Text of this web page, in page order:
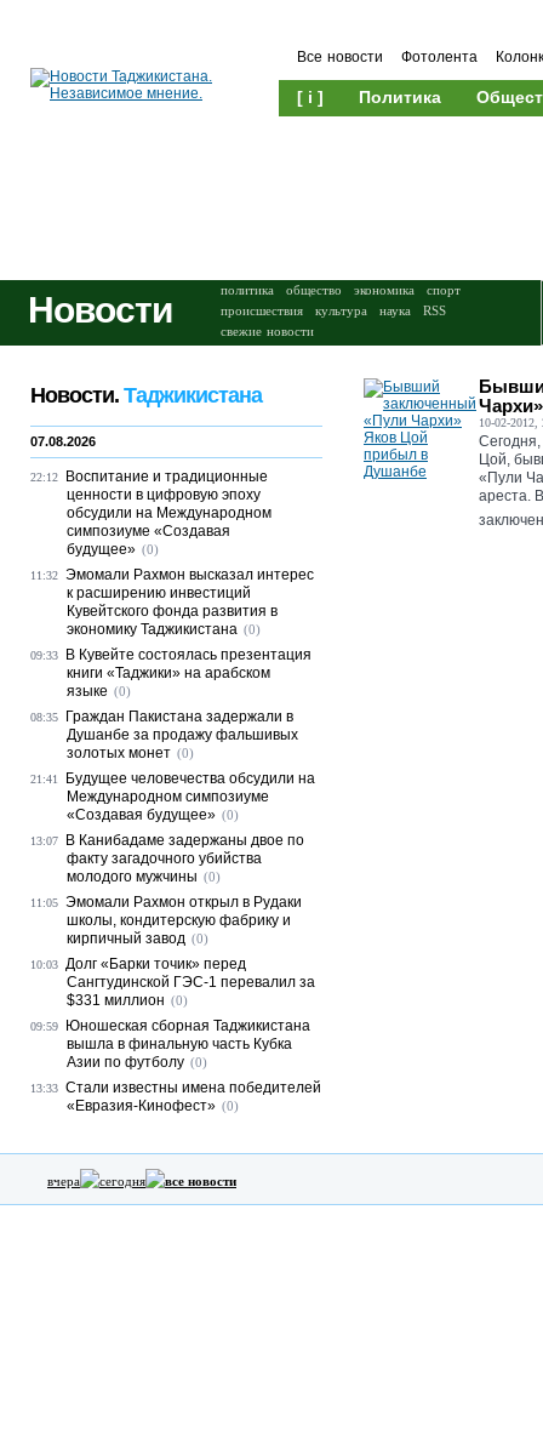
Все новости Фотолента
[ i ] Политика
Новости политика общество экономика
спорт
происшествия
культура наука
RSS
свежие новости
10-02-2012,
Цой,
«Пули
ареста.
Новости. Таджикистана
07.08.2026
22:12
Воспитание и традиционные
ценности в цифровую эпоху
обсудили на Международном
симпозиуме «Создавая
будущее» (0)
11:32 Эмомали Рахмон высказал интерес
к расширению инвестиций
Кувейтского фонда развития в
экономику Таджикистана (0)
09:33
В Кувейте состоялась презентация
книги «Таджики» на арабском
языке (0)
08:35
Граждан Пакистана задержали в
Душанбе за продажу фальшивых
золотых монет (0)
21:41
Будущее человечества обсудили на
Международном симпозиуме
«Создавая будущее» (0)
13:07
В Канибадаме задержаны двое по
факту загадочного убийства
молодого мужчины (0)
11:05 Эмомали Рахмон открыл в Рудаки
школы, кондитерскую фабрику и
кирпичный завод (0)
10:03 Долг «Барки точик» перед
Сангтудинской ГЭС-1 перевалил за
$331 миллион (0)
09:59
Юношеская сборная Таджикистана
вышла в финальную часть Кубка
Азии по футболу (0)
13:33 Стали известны имена победителей
«Евразия-Кинофест» (0)
вчера сегодня все новости